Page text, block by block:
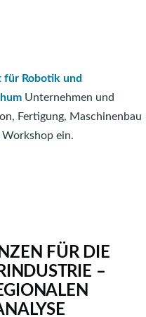
für Robotik und
Unternehmen und
Fertigung, Maschinenbau
ein.
FÜR DIE
–